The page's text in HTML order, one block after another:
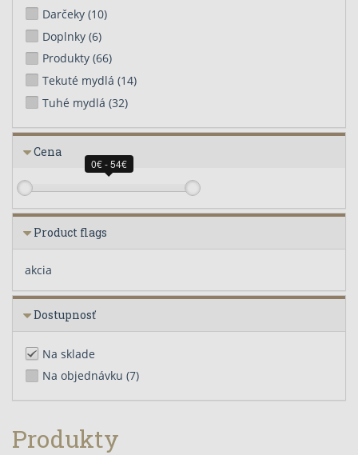
Darčeky (10)
Doplnky (6)
Produkty (66)
Tekuté mydlá (14)
Tuhé mydlá (32)
Cena
0€ - 54€
Product flags
akcia
Dostupnosť
Na sklade
Na objednávku (7)
Produkty